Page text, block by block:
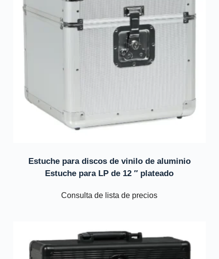
Estuche para discos de vinilo de aluminio
Estuche para LP de 12 ″ plateado
Consulta de lista de precios